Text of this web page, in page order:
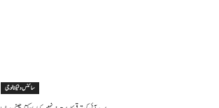
سائنس وٹیکنالوجی